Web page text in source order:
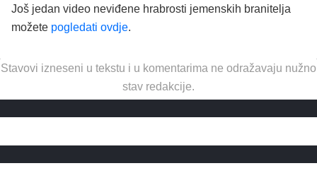
Još jedan video neviđene hrabrosti jemenskih branitelja
možete pogledati ovdje.
Stavovi izneseni u tekstu i u komentarima ne odražavaju nužno
stav redakcije.